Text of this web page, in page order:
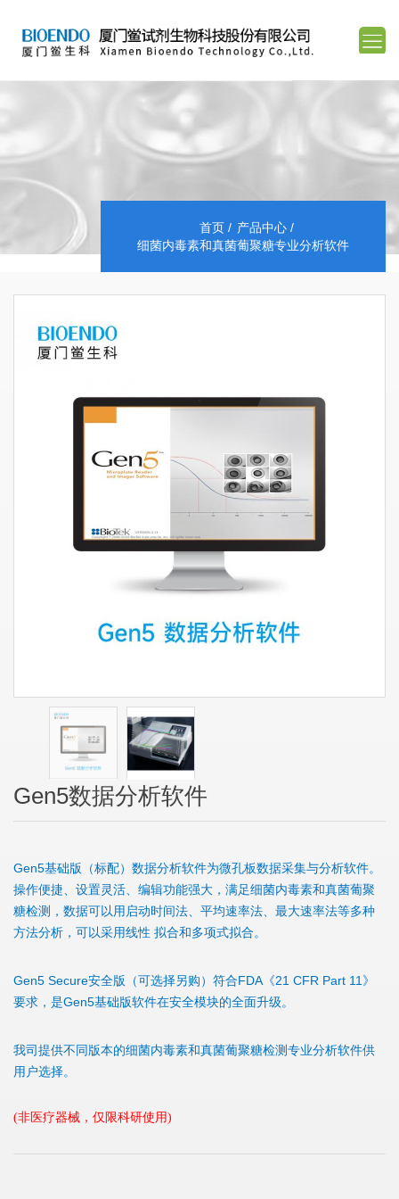
首页
产品中心
细菌内毒素和真菌葡聚糖专业分析软件
Gen5数据分析软件
Gen5基础版（标配）数据分析软件为微孔板数据采集与分析软件。
操作便捷、设置灵活、编辑功能强大，满足细菌内毒素和真菌葡聚
糖检测，数据可以用启动时间法、平均速率法、最大速率法等多种
方法分析，可以采用线性 拟合和多项式拟合。
Gen5 Secure安全版（可选择另购）符合FDA《21 CFR Part 11》
要求，是Gen5基础版软件在安全模块的全面升级。
我司提供不同版本的细菌内毒素和真菌葡聚糖检测专业分析软件供
用户选择。
(非医疗器械，仅限科研使用)